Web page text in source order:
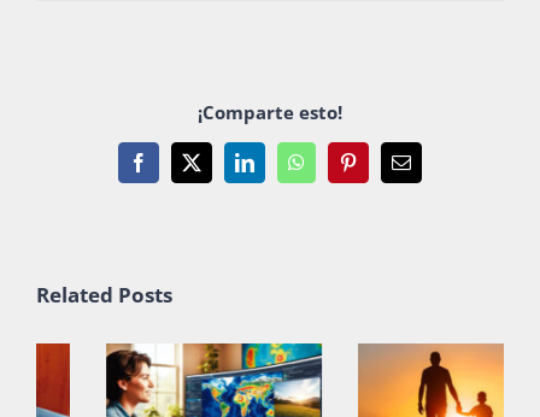
¡Comparte esto!
Facebook
X LinkedInWhatsAppPinterestEmail
Related Posts